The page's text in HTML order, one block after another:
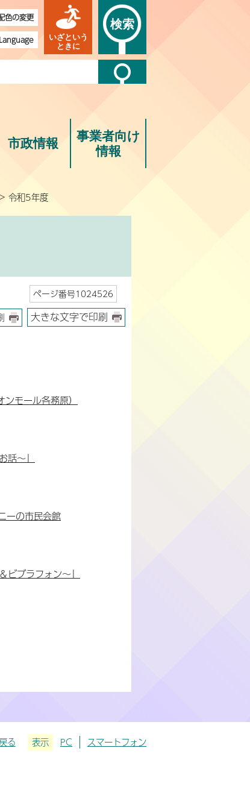
色の変更
いざという
ときに
検索
市政情報
事業者向け
情報
令和5年度
ページ番号1024526
大きな文字で印刷
モール各務原）
～」
ーの市民会館
ブラフォン～」
る 表示 PC スマートフォン